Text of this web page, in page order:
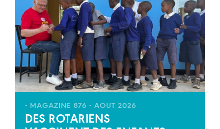
- MAGAZINE 876 - AOUT 2026
DES ROTARIENS